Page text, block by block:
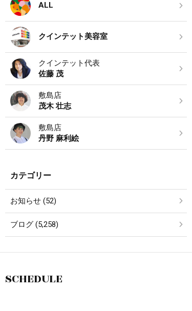
ALL
クインテット美容室
クインテット代表
佐藤 茂
敷島店
茂木 壮志
敷島店
丹野 麻利絵
カテゴリー
お知らせ (52)
ブログ (5,258)
SCHEDULE